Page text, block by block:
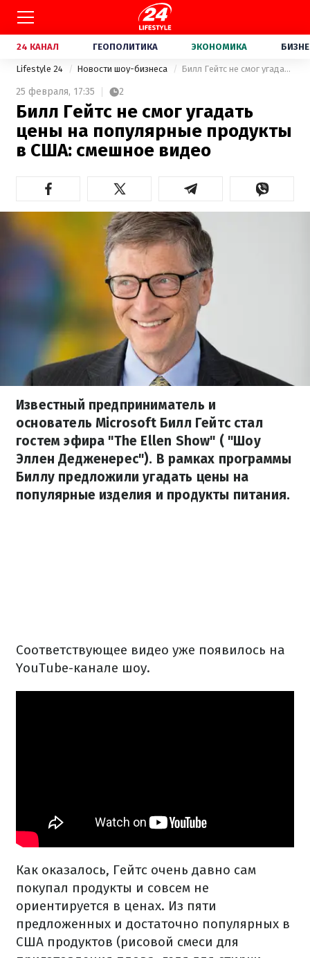
24 КАНАЛ ГЕОПОЛИТИКА ЭКОНОМИКА
Lifestyle 24 Новости шоу-бизнеса Билл Гейтс не смог угадать цены на популярные продукты в США: смешное видео
25 февраля, 17:35 2
Билл Гейтс не смог угадать
цены на популярные продукты
в США: смешное видео
Известный предприниматель и
основатель Microsoft Билл Гейтс стал
гостем эфира "The Ellen Show" ( "Шоу
Эллен Дедженерес"). В рамках программы
Биллу предложили угадать цены на
популярные изделия и продукты питания.
Соответствующее видео уже появилось на
YouTube-канале шоу.
Как оказалось, Гейтс очень давно сам
покупал продукты и совсем не
ориентируется в ценах. Из пяти
предложенных и достаточно популярных в
США продуктов (рисовой смеси для